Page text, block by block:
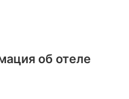
об отеле